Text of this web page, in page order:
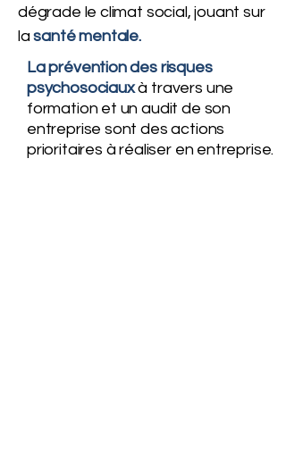
dégrade le climat social, jouant sur
lasanté mentale.
La prévention des risques
psychosociauxà travers une
formation et un audit de son
entreprise sont des actions
prioritaires à réaliser en entreprise.